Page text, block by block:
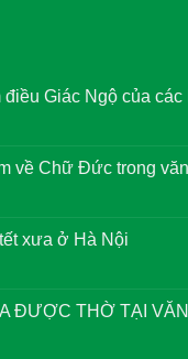
điều Giác Ngộ của
về Chữ Đức trong
xưa ở Hà Nội
ĐƯỢC THỜ TẠI